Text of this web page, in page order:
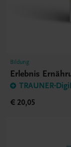
Bildung
Erlebnis
TRAUNER-
€ 20,05